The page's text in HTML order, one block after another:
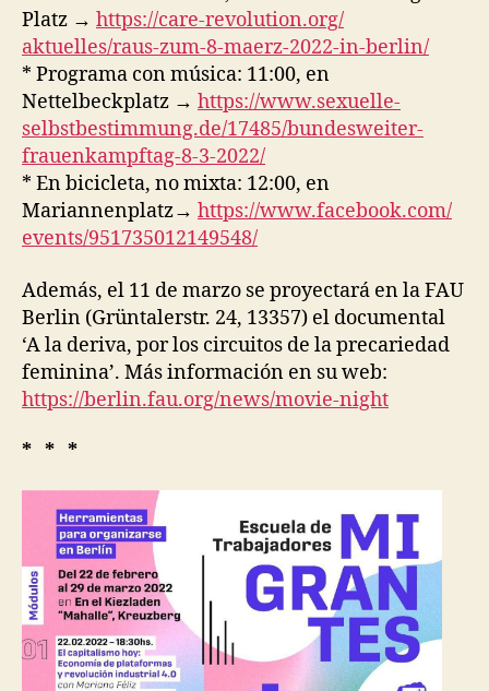
Platz → https://care-revolution.org/
aktuelles/raus-zum-8-maerz-2022-in-berlin/
* Programa con música: 11:00, en
Nettelbeckplatz → https://www.sexuelle-
selbstbestimmung.de/17485/bundesweiter-
frauenkampftag-8-3-2022/
* En bicicleta, no mixta: 12:00, en
Mariannenplatz→ https://www.facebook.com/
events/951735012149548/
Además, el 11 de marzo se proyectará en la FAU
Berlin (Grüntalerstr. 24, 13357) el documental
‘A la deriva, por los circuitos de la precariedad
feminina’. Más información en su web:
https://berlin.fau.org/news/movie-night
* * *